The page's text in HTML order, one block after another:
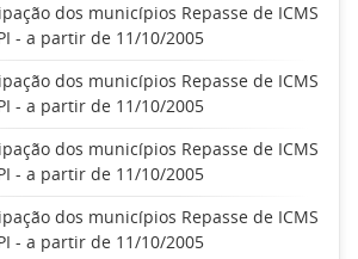
dos municípios Repasse de ICMS
- a partir de 11/10/2005
dos municípios Repasse de ICMS
- a partir de 11/10/2005
dos municípios Repasse de ICMS
- a partir de 11/10/2005
dos municípios Repasse de ICMS
- a partir de 11/10/2005